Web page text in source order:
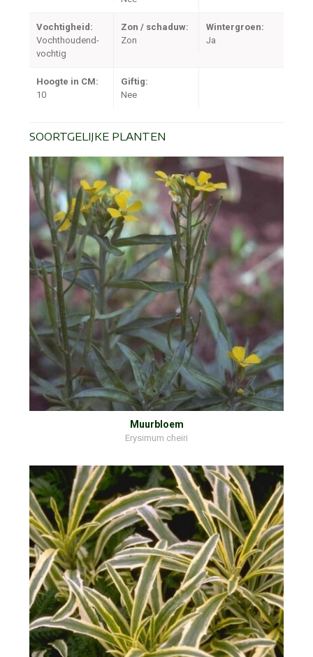
Vochtigheid:
Vochthoudend-
vochtig
Zon / schaduw:
Zon
Wintergroen:
Ja
Hoogte in CM:
10
Giftig:
Nee
SOORTGELIJKE PLANTEN
Muurbloem
Erysimum cheiri